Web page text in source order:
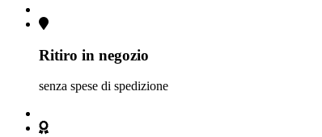
Ritiro in negozio
senza spese di spedizione